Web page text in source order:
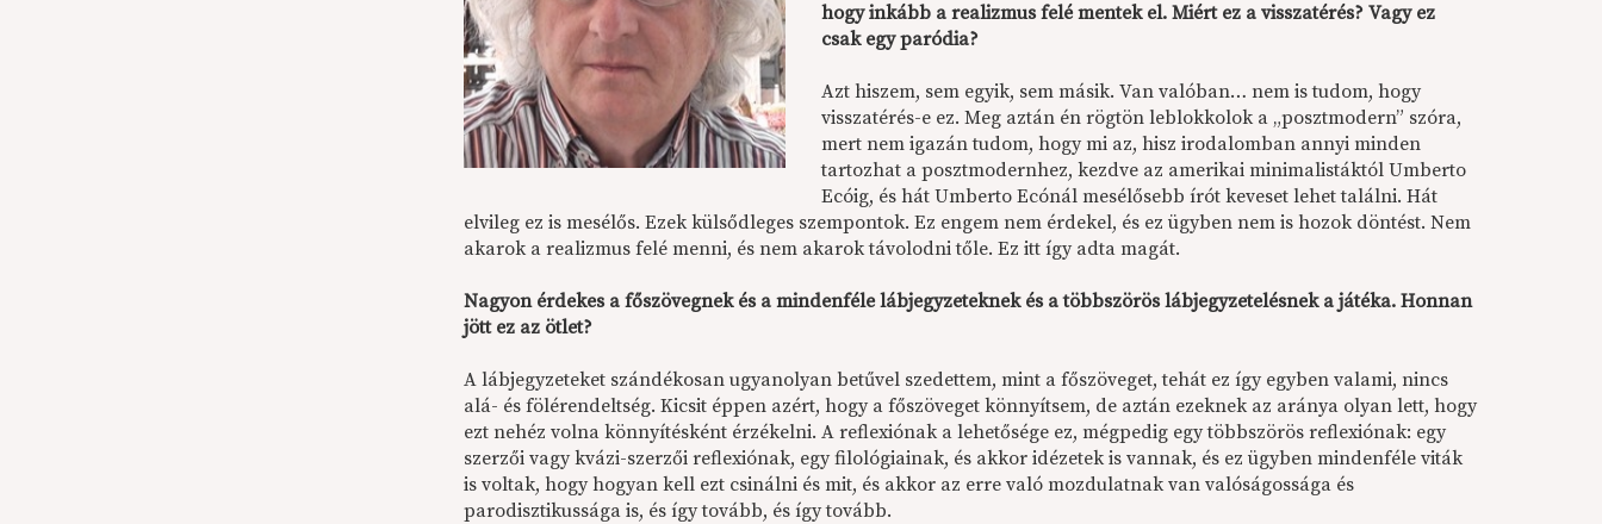
hogy inkább a realizmus felé mentek el. Miért ez a visszatérés? Vagy ez
csak egy paródia?
Azt hiszem, sem egyik, sem másik. Van valóban… nem is tudom, hogy
visszatérés-e ez. Meg aztán én rögtön leblokkolok a „posztmodern” szóra,
mert nem igazán tudom, hogy mi az, hisz irodalomban annyi minden
tartozhat a posztmodernhez, kezdve az amerikai minimalistáktól Umberto
Ecóig, és hát Umberto Ecónál mesélősebb írót keveset lehet találni. Hát
elvileg ez is mesélős. Ezek külsődleges szempontok. Ez engem nem érdekel, és ez ügyben nem is hozok döntést. Nem
akarok a realizmus felé menni, és nem akarok távolodni tőle. Ez itt így adta magát.
Nagyon érdekes a főszövegnek és a mindenféle lábjegyzeteknek és a többszörös lábjegyzetelésnek a játéka. Honnan
jött ez az ötlet?
A lábjegyzeteket szándékosan ugyanolyan betűvel szedettem, mint a főszöveget, tehát ez így egyben valami, nincs
alá- és fölérendeltség. Kicsit éppen azért, hogy a főszöveget könnyítsem, de aztán ezeknek az aránya olyan lett, hogy
ezt nehéz volna könnyítésként érzékelni. A reflexiónak a lehetősége ez, mégpedig egy többszörös reflexiónak: egy
szerzői vagy kvázi-szerzői reflexiónak, egy filológiainak, és akkor idézetek is vannak, és ez ügyben mindenféle viták
is voltak, hogy hogyan kell ezt csinálni és mit, és akkor az erre való mozdulatnak van valóságossága és
parodisztikussága is, és így tovább, és így tovább.